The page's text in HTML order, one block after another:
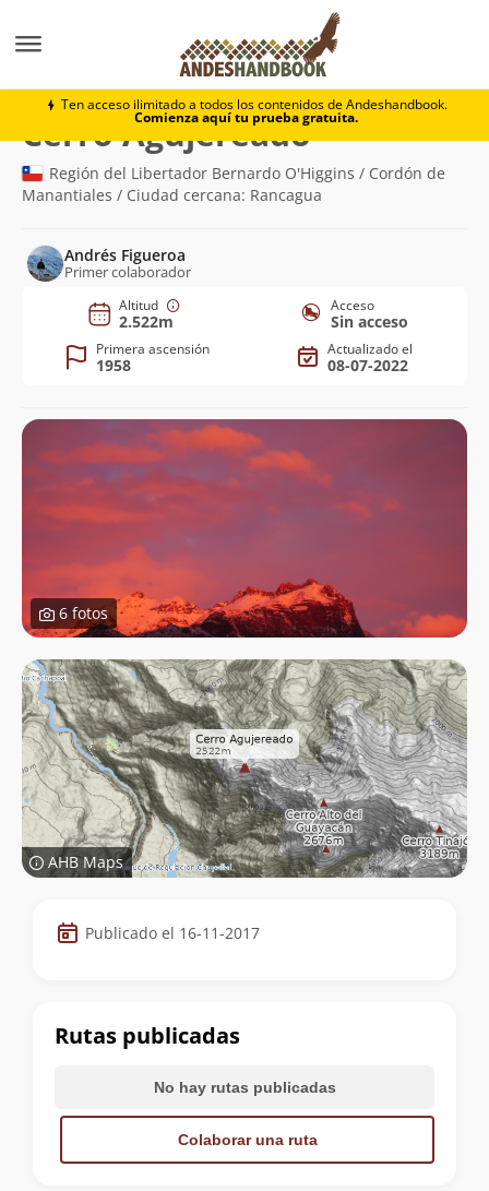
Ten acceso ilimitado a todos los contenidos de Andeshandbook.
Comienza aquí tu prueba gratuita.
Cerro Agujereado
Cerro Agujereado(2.522m)
Región del Libertador Bernardo O'Higgins / Cordón de
Manantiales / Ciudad cercana: Rancagua
Andrés Figueroa
Primer colaborador
Altitud
2.522m
Acceso
Sin acceso
Primera ascensión
1958
Actualizado el
08-07-2022
6 fotos
AHB Maps
Datos
de
cumbre
Publicado el 16-11-2017
Rutas publicadas
No hay rutas publicadas
Colaborar una ruta